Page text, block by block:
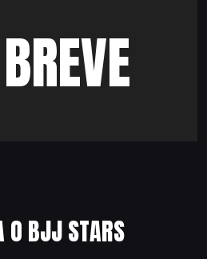
O BJJ STARS